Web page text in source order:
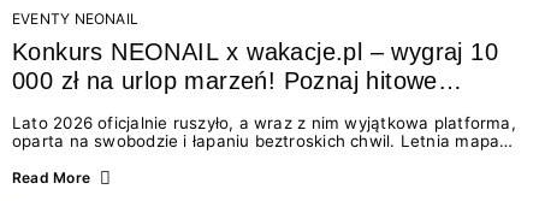
EVENTY NEONAIL
Konkurs NEONAIL x wakacje.pl – wygraj 10
000 zł na urlop marzeń! Poznaj hitowe
Lato 2026 oficjalnie ruszyło, a wraz z nim wyjątkowa platforma,
oparta na swobodzie i łapaniu beztroskich chwil. Letnia mapa
doświadczenia wakacji – od spontanicznych wyjazdów, przez
Read More